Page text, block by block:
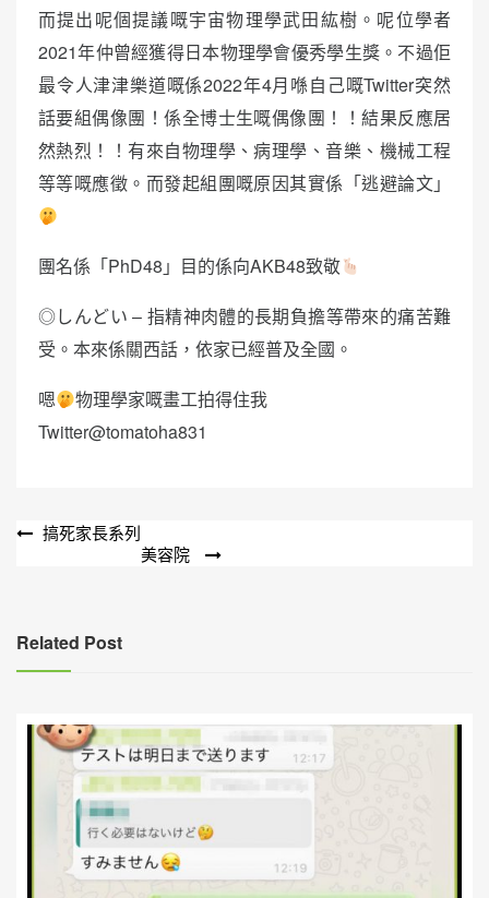
而提出呢個提議嘅宇宙物理學武田紘樹。呢位學者
2021年仲曾經獲得日本物理學會優秀學生獎。不過佢
最令人津津樂道嘅係2022年4月喺自己嘅Twitter突然
話要組偶像團！係全博士生嘅偶像團！！結果反應居
然熱烈！！有來自物理學、病理學、音樂、機械工程
等等嘅應徵。而發起組團嘅原因其實係「逃避論文」
團名係「PhD48」目的係向AKB48致敬
◎しんどい – 指精神肉體的長期負擔等帶來的痛苦難
受。本來係關西話，依家已經普及全國。
嗯
物理學家嘅畫工拍得住我
Twitter@tomatoha831
文
覽
搞死家長系列
美容院
Related Post